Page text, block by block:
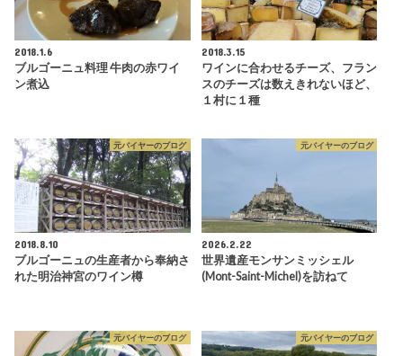
2018.1.6
ブルゴーニュ料理 牛肉の赤ワイ
ン煮込
2018.3.15
ワインに合わせるチーズ、フラン
スのチーズは数えきれないほど、
１村に１種
元バイヤーのブログ
2018.8.10
ブルゴーニュの生産者から奉納さ
れた明治神宮のワイン樽
元バイヤーのブログ
2026.2.22
世界遺産モンサンミッシェル
(Mont-Saint-Michel)を訪ねて
元バイヤーのブログ 元バイヤーのブログ